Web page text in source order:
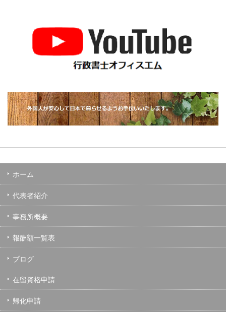
ホーム
代表者紹介
事務所概要
報酬額一覧表
ブログ
在留資格申請
帰化申請